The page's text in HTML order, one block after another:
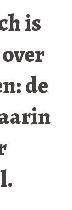
is
de